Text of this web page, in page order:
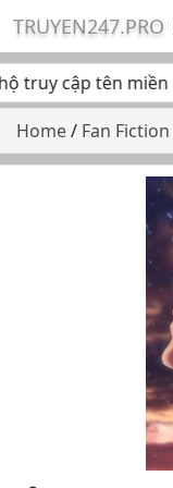
TRUYEN247.PRO
cập tên miền
Home/ Fan Fiction